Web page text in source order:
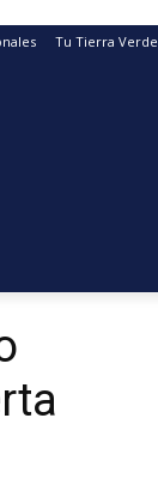
Tu Tierra Verde